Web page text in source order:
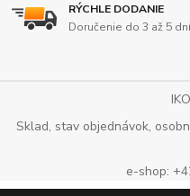
RÝCHLE DODANIE
Doručenie do 3 až 5
Sklad, stav objednávok,
e-shop: